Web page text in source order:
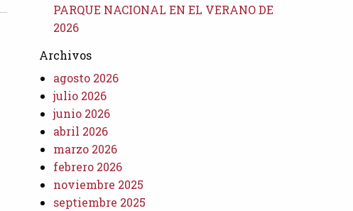
PARQUE NACIONAL EN EL VERANO DE
2026
Archivos
agosto 2026
julio 2026
junio 2026
abril 2026
marzo 2026
febrero 2026
noviembre 2025
septiembre 2025